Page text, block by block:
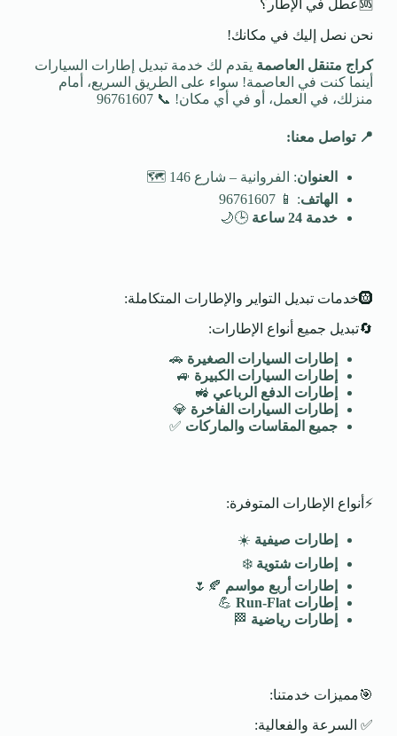
🆘عطل في الإطار؟
نحن نصل إليك في مكانك!
كراج متنقل العاصمة يقدم لك خدمة تبديل إطارات السيارات
أينما كنت في العاصمة! سواء على الطريق السريع، أمام
منزلك، في العمل، أو في أي مكان! 📞 96761607
📍 تواصل معنا:
العنوان: الفروانية – شارع 146 🗺️
الهاتف: 📱 96761607
خدمة 24 ساعة
🕒🌙
🛞خدمات تبديل التواير والإطارات المتكاملة:
🔄تبديل جميع أنواع الإطارات:
إطارات السيارات الصغيرة 🚗
إطارات السيارات الكبيرة 🚙
إطارات الدفع الرباعي 🚜
إطارات السيارات الفاخرة 💎
جميع المقاسات والماركات ✅
⚡أنواع الإطارات المتوفرة:
إطارات صيفية ☀️
إطارات شتوية ❄️
إطارات أربع مواسم 🍂🌷
إطارات Run-Flat
💪
إطارات رياضية 🏁
🎯مميزات خدمتنا:
✅ السرعة والفعالية: